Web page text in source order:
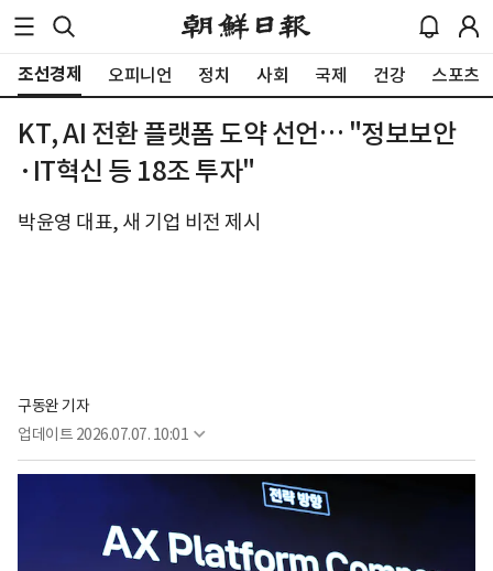
조선경제 오피니언 정치 사회 국제 건강 스포츠
KT, AI 전환 플랫폼 도약 선언… "정보보안
·IT혁신 등 18조 투자"
박윤영 대표, 새 기업 비전 제시
구동완 기자
업데이트 2026.07.07. 10:01